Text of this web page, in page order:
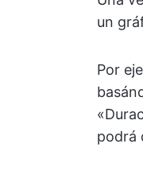
un
Por
podrá